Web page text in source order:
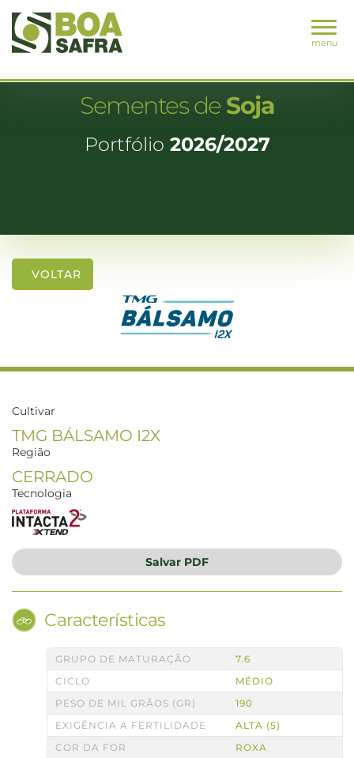
menu
Sementes deSoja
Portfólio 2026/2027
VOLTAR
Cultivar
TMG BÁLSAMO I2X
Região
CERRADO
Tecnologia
Salvar PDF
Características
GRUPO DE MATURAÇÃO
7.6
CICLO
MÉDIO
PESO DE MIL GRÃOS (GR)
190
EXIGÊNCIA A FERTILIDADE
ALTA (5)
COR DA FOR
ROXA